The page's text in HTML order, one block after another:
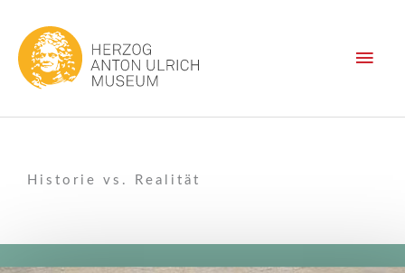
Inhalt
springen
Historie vs. Realität